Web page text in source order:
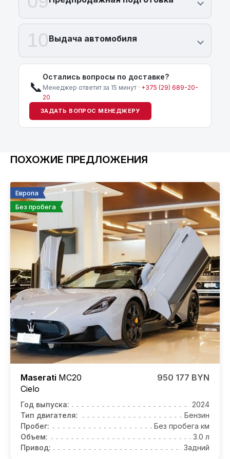
10Выдача автомобиля
📞
Остались вопросы по доставке?
Менеджер ответит за 15 минут · +375 (29) 689-20-
20
ЗАДАТЬ ВОПРОС МЕНЕДЖЕРУ
ПОХОЖИЕ ПРЕДЛОЖЕНИЯ
Европа
Без пробега
Maserati MC20
Cielo
950 177 BYN
Год выпуска:
2024
Тип двигателя:
Бензин
Пробег:
Без пробега км
Объем:
3.0 л
Привод:
Задний